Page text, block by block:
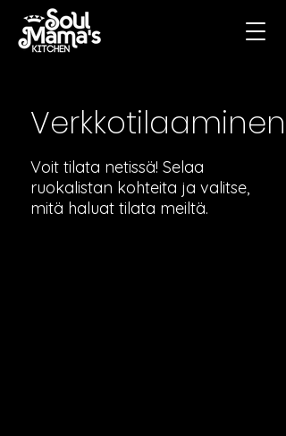
Verkkotilaaminen
Voit tilata netissä! Selaa
ruokalistan kohteita ja valitse,
mitä haluat tilata meiltä.